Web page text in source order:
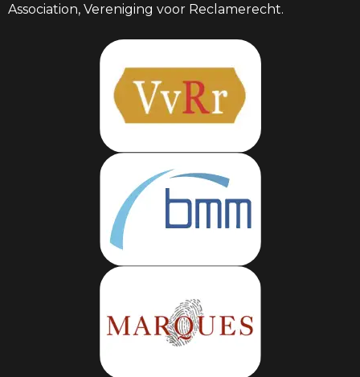
Association, Vereniging voor Reclamerecht.